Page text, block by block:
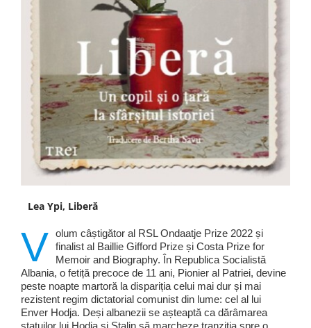
Lea Ypi, Liberă
V olum câștigător al RSL Ondaatje Prize 2022 și
finalist al Baillie Gifford Prize și Costa Prize for
Memoir and Biography. În Republica Socialistă
Albania, o fetiță precoce de 11 ani, Pionier al Patriei, devine
peste noapte martoră la dispariția celui mai dur și mai
rezistent regim dictatorial comunist din lume: cel al lui
Enver Hodja. Deși albanezii se așteaptă ca dărâmarea
statuilor lui Hodja și Stalin să marcheze tranziția spre o